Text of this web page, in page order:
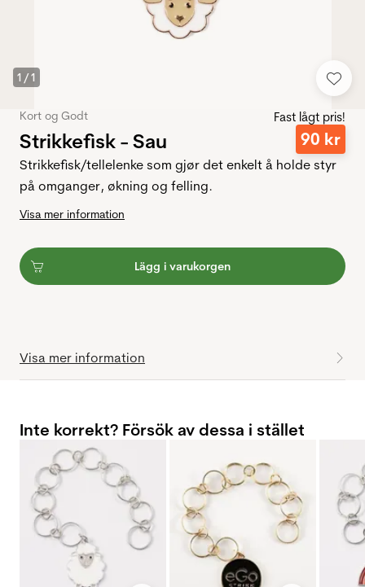
1 /1
Kort og Godt
Strikkefisk - Sau
Fast lågt pris!
90 kr
Strikkefisk/tellelenke som gjør det enkelt å holde styr
på omganger, økning og felling.
Visa mer information
Lägg i varukorgen
Visa mer information
Inte korrekt? Försök av dessa i stället